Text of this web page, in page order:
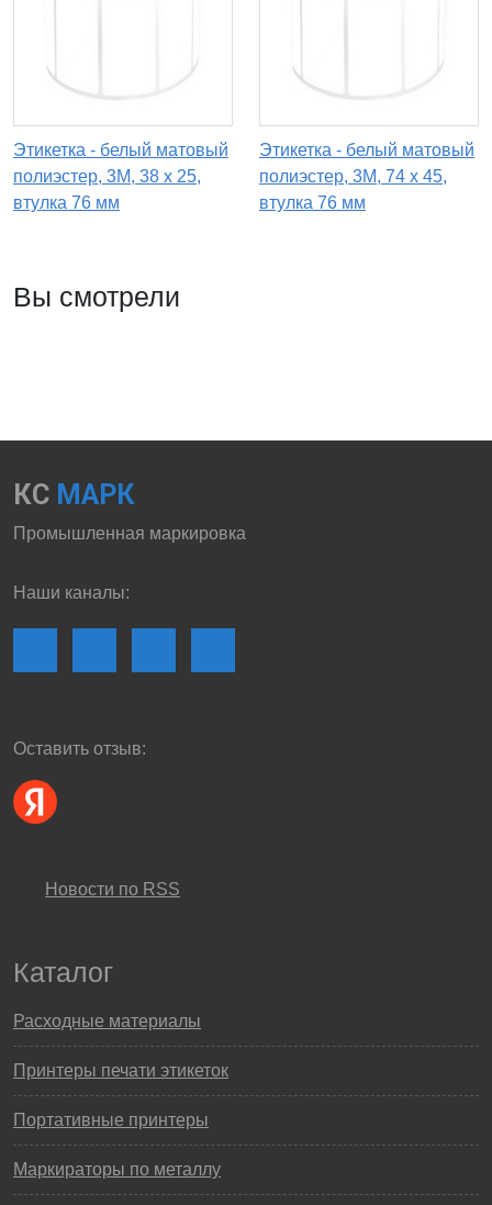
Этикетка - белый матовый
полиэстер, 3М, 38 x 25,
втулка 76 мм
Этикетка - белый матовый
полиэстер, 3М, 74 x 45,
втулка 76 мм
Вы смотрели
КС МАРК
Промышленная маркировка
Наши каналы:
Оставить отзыв:
Новости по RSS
Каталог
Расходные материалы
Принтеры печати этикеток
Портативные принтеры
Маркираторы по металлу